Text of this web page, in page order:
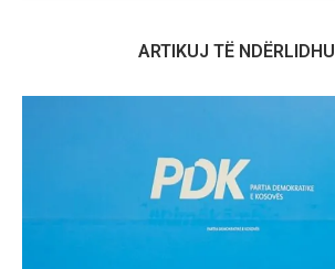
ARTIKUJ TË